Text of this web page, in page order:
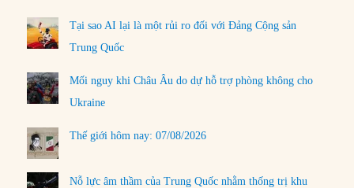
Tại sao AI lại là một rủi ro đối với Đảng Cộng sản
Trung Quốc
Mối nguy khi Châu Âu do dự hỗ trợ phòng không cho
Ukraine
Thế giới hôm nay: 07/08/2026
Nỗ lực âm thầm của Trung Quốc nhằm thống trị khu